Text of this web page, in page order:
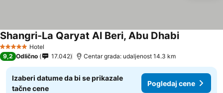
5 ZvezdiceHotel
Shangri-La Qaryat Al Beri, Abu DhabiPogledaj
9,2 Odlično 17.042 Centar grada: udaljenost 14.3 km
Izaberi datume da bi se prikazale
tačne cene
Pogledaj cene